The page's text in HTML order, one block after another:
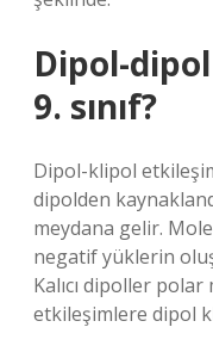
Dipol-
9. sınıf?
Dipol-klipol
dipolden
meydana gelir.
negatif yüklerin
Kalıcı dipoller
etkileşimlere dipol